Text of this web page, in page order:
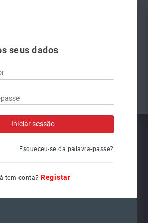
seus dados
Esqueceu-se da palavra-passe?
tem conta? Registar